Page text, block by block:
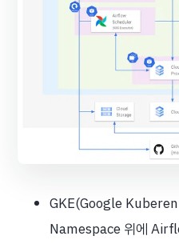
GKE(Google
Namespace 위에